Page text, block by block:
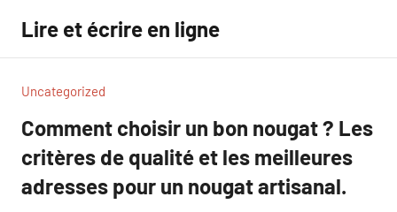
contenu
Lire et écrire en ligne
Uncategorized
Comment choisir un bon nougat ? Les
critères de qualité et les meilleures
adresses pour un nougat artisanal.